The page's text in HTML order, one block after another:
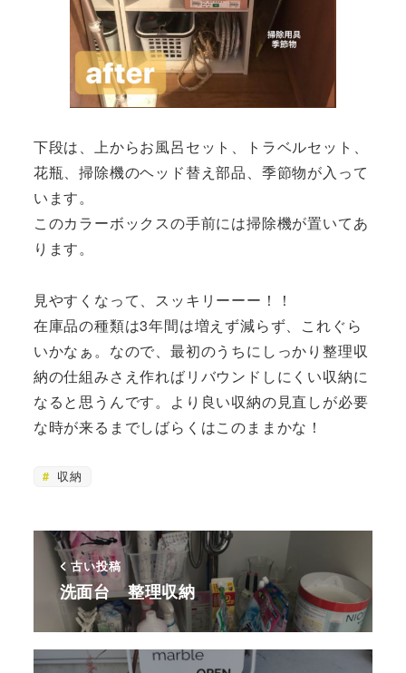
下段は、上からお風呂セット、トラベルセット、
花瓶、掃除機のヘッド替え部品、季節物が入って
います。
このカラーボックスの手前には掃除機が置いてあ
ります。
見やすくなって、スッキリーーー！！
在庫品の種類は3年間は増えず減らず、これぐら
いかなぁ。なので、最初のうちにしっかり整理収
納の仕組みさえ作ればリバウンドしにくい収納に
なると思うんです。より良い収納の見直しが必要
な時が来るまでしばらくはこのままかな！
収納
古い投稿
洗面台 整理収納